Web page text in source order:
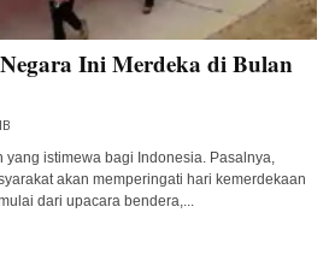
Ini Merdeka di Bulan
istimewa bagi Indonesia. Pasalnya,
akan memperingati hari kemerdekaan
dari upacara bendera,...